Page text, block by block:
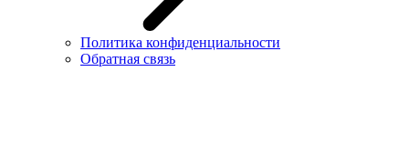
Политика конфиденциальности
Обратная связь